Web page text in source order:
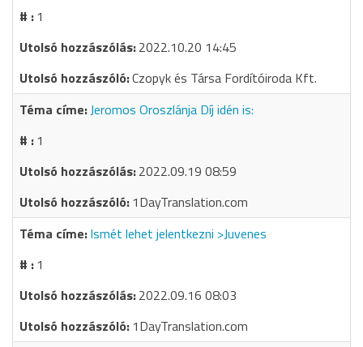
1
2022.10.20 14:45
Czopyk és Társa Fordítóiroda Kft.
Jeromos Oroszlánja Díj idén is:
1
2022.09.19 08:59
1DayTranslation.com
Ismét lehet jelentkezni >Juvenes
1
2022.09.16 08:03
1DayTranslation.com